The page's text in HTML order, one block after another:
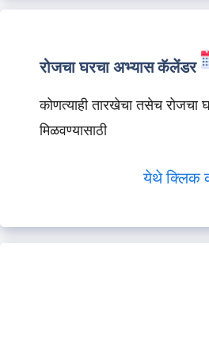
रोजचा घरचा अभ्यास कॅलेंडर
कोणत्याही तारखेचा तसेच रोजचा
मिळवण्यासाठी
येथे क्लिक